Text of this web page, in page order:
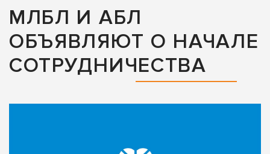
МЛБЛ И АБЛ
ОБЪЯВЛЯЮТ О НАЧАЛЕ
СОТРУДНИЧЕСТВА